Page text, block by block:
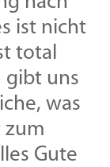
ist nicht
total
gibt uns
was
zum
Gute